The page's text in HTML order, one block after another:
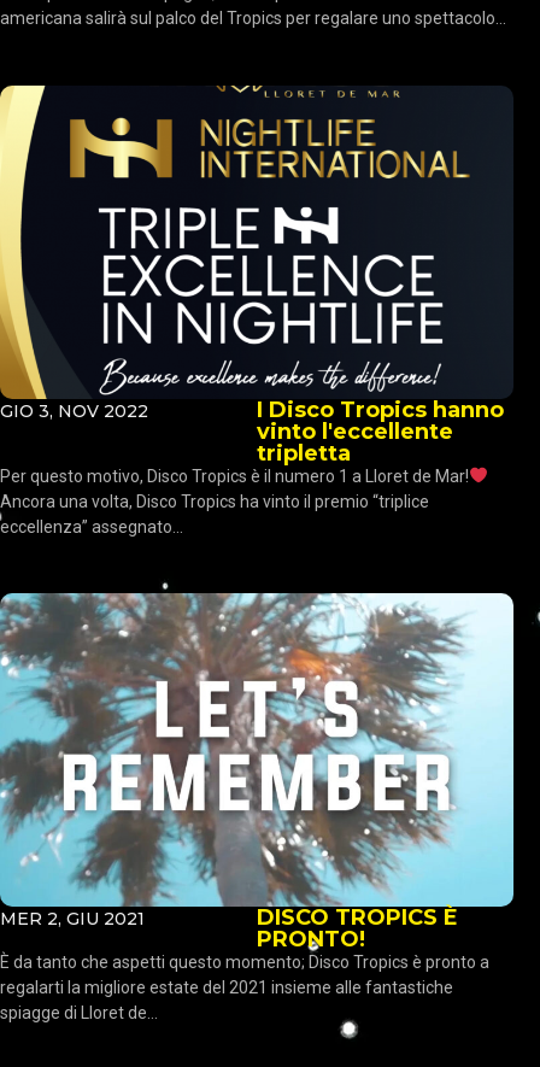
americana salirà sul palco del Tropics per regalare uno spettacolo...
GIO 3, NOV 2022
I Disco Tropics hanno
vinto l'eccellente
tripletta
Per questo motivo, Disco Tropics è il numero 1 a Lloret de Mar!
Ancora una volta, Disco Tropics ha vinto il premio “triplice
eccellenza” assegnato...
MER 2, GIU 2021
DISCO TROPICS È
PRONTO!
È da tanto che aspetti questo momento; Disco Tropics è pronto a
regalarti la migliore estate del 2021 insieme alle fantastiche
spiagge di Lloret de...